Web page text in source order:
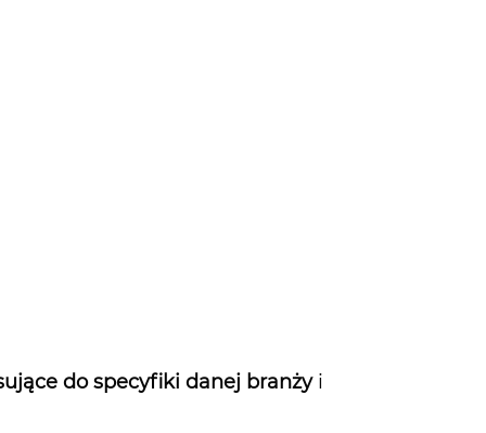
do specyfiki danej branżyi